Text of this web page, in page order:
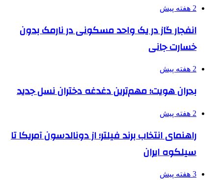
2 هفته پیش
انفجار گاز در یک واحد مسکونی در نارمک بدون
خسارت جانی
2 هفته پیش
بحران هویت؛ مهم‌ترین دغدغه دختران نسل جدید
2 هفته پیش
راهنمای انتخاب برند فیلتر؛ از دونالدسون آمریکا تا
سیلکوه ایران
3 هفته پیش